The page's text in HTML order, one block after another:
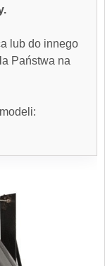
lub do innego
Państwa na